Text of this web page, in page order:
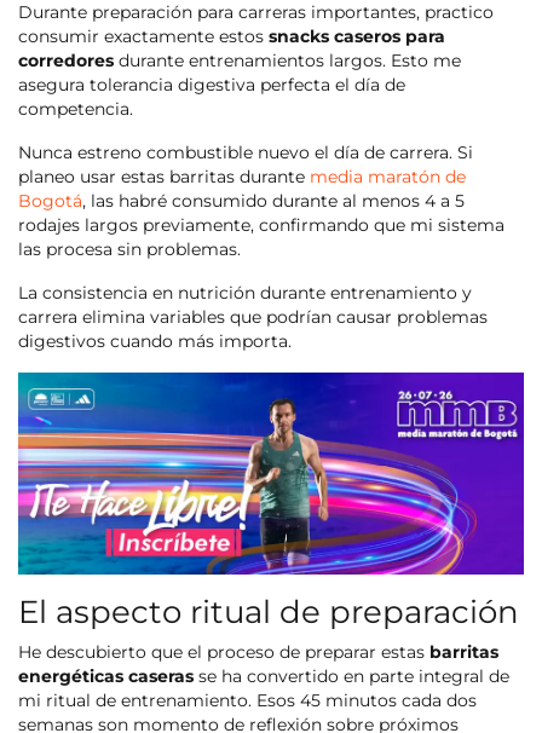
Durante preparación para carreras importantes, practico
consumir exactamente estos snacks caseros para
corredores durante entrenamientos largos. Esto me
asegura tolerancia digestiva perfecta el día de
competencia.
Nunca estreno combustible nuevo el día de carrera. Si
planeo usar estas barritas durante media maratón de
Bogotá, las habré consumido durante al menos 4 a 5
rodajes largos previamente, confirmando que mi sistema
las procesa sin problemas.
La consistencia en nutrición durante entrenamiento y
carrera elimina variables que podrían causar problemas
digestivos cuando más importa.
El aspecto ritual de preparación
He descubierto que el proceso de preparar estas barritas
energéticas caseras se ha convertido en parte integral de
mi ritual de entrenamiento. Esos 45 minutos cada dos
semanas son momento de reflexión sobre próximos